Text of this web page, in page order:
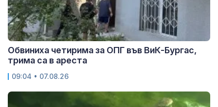
Обвиниха четирима за ОПГ във ВиК-Бургас,
трима са в ареста
09:04 • 07.08.26